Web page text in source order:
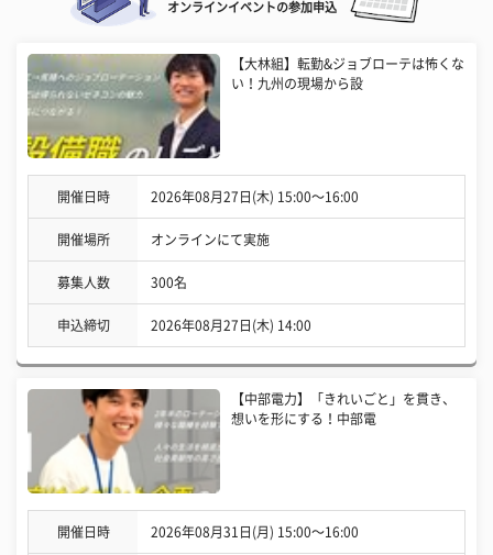
オンラインイベントの参加申込
【大林組】転勤&ジョブローテは怖くな
い！九州の現場から設
開催日時 2026年08月27日(木) 15:00〜16:00
開催場所 オンラインにて実施
募集人数 300名
申込締切 2026年08月27日(木) 14:00
【中部電力】「きれいごと」を貫き、
想いを形にする！中部電
開催日時 2026年08月31日(月) 15:00〜16:00